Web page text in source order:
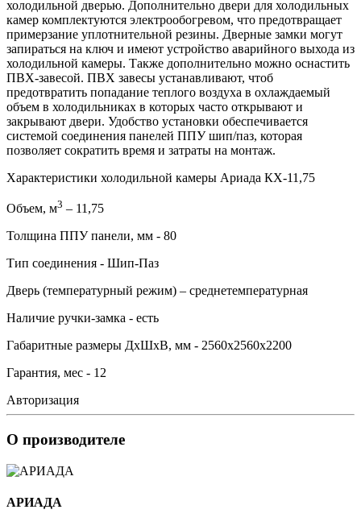
холодильной дверью. Дополнительно двери для холодильных
камер комплектуются электрообогревом, что предотвращает
примерзание уплотнительной резины. Дверные замки могут
запираться на ключ и имеют устройство аварийного выхода из
холодильной камеры. Также дополнительно можно оснастить
ПВХ-завесой. ПВХ завесы устанавливают, чтоб
предотвратить попадание теплого воздуха в охлаждаемый
объем в холодильниках в которых часто открывают и
закрывают двери. Удобство установки обеспечивается
системой соединения панелей ППУ шип/паз, которая
позволяет сократить время и затраты на монтаж.
Характеристики холодильной камеры Ариада КХ-11,75
Объем, м3 – 11,75
Толщина ППУ панели, мм - 80
Тип соединения - Шип-Паз
Дверь (температурный режим) – среднетемпературная
Наличие ручки-замка - есть
Габаритные размеры ДхШхВ, мм - 2560х2560х2200
Гарантия, мес - 12
Авторизация
О производителе
АРИАДА